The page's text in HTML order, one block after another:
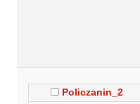
Policzanin_2